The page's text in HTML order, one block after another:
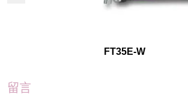
FT35E-W
留言